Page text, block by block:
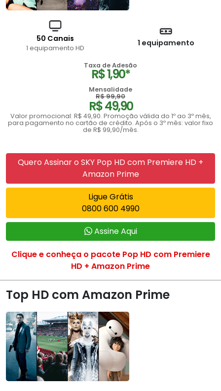
50 Canais
1 equipamento HD
1 equipamento
Taxa de Adesão
R$ 1,90*
Mensalidade
R$ 99,90
R$ 49,90
Valor promocional: R$ 49,90. Promoção válida do 1º ao 3º mês,
para pagamento no cartão de crédito. Após o 3º mês: valor fixo
de R$ 99,90/mês.
Quero Assinar o SKY Pop HD com Premiere HD +
Amazon Prime
Ligue Grátis
0800 600 4990
Assine Aqui
Clique e conheça o pacote Pop HD com Premiere
HD + Amazon Prime
Top HD com Amazon Prime